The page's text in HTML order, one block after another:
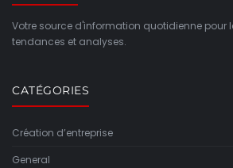
Votre source d'information quotidienne pour
tendances et analyses.
CATÉGORIES
Création d’entreprise
General